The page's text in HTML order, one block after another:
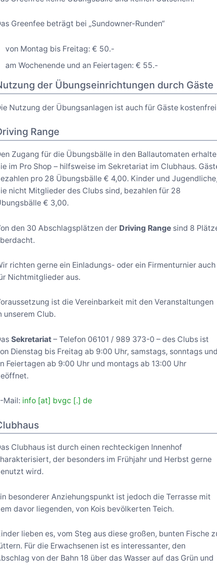
Greenfee beträgt bei „Sundowner-Runden“
von Montag bis Freitag: € 50.-
am Wochenende und an Feiertagen: € 55.-
der Übungseinrichtungen durch Gäste
Nutzung der Übungsanlagen ist auch für Gäste
Range
Zugang für die Übungsbälle in den Ballautomaten
im Pro Shop – hilfsweise im Sekretariat im Clubhaus.
pro 28 Übungsbälle € 4,00. Kinder und
nicht Mitglieder des Clubs sind, bezahlen für 28
€ 3,00.
den 30 Abschlagsplätzen der Driving Range sind 8
richten gerne ein Einladungs- oder ein Firmenturnier auch
Nichtmitglieder aus.
ist die Vereinbarkeit mit den Veranstaltungen
unserem Club.
Sekretariat – Telefon 06101 / 989 373-0 – des Clubs ist
Dienstag bis Freitag ab 9:00 Uhr, samstags, sonntags
Feiertagen ab 9:00 Uhr und montags ab 13:00 Uhr
Mail: info [at] bvgc [.] de
Clubhaus ist durch einen rechteckigen Innenhof
der besonders im Frühjahr und Herbst gerne
wird.
besonderer Anziehungspunkt ist jedoch die Terrasse mit
davor liegenden, von Kois bevölkerten Teich.
lieben es, vom Steg aus diese großen, bunten Fische
Für die Erwachsenen ist es interessanter, den
von der Bahn 18 über das Wasser auf das Grün und